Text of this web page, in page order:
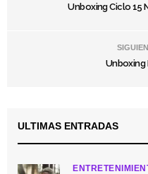
Unboxing Ciclo 15
Unboxing
ULTIMAS ENTRADAS